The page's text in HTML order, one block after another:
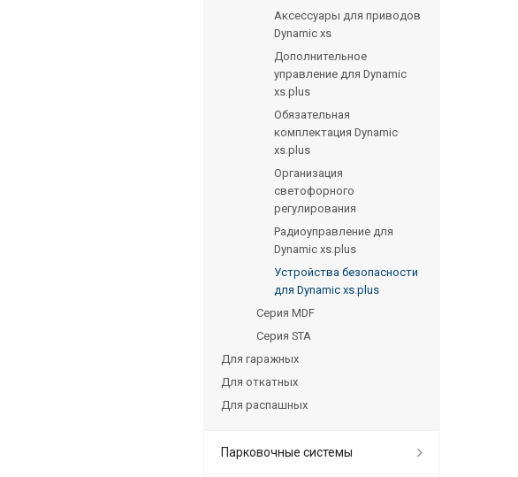
Аксессуары для приводов
Dynamic xs
Дополнительное
управление для Dynamic
xs.plus
Обязательная
комплектация Dynamic
xs.plus
Организация
светофорного
регулирования
Радиоуправление для
Dynamic xs.plus
Устройства безопасности
для Dynamic xs.plus
Серия MDF
Серия STA
Для гаражных
Для откатных
Для распашных
Парковочные системы